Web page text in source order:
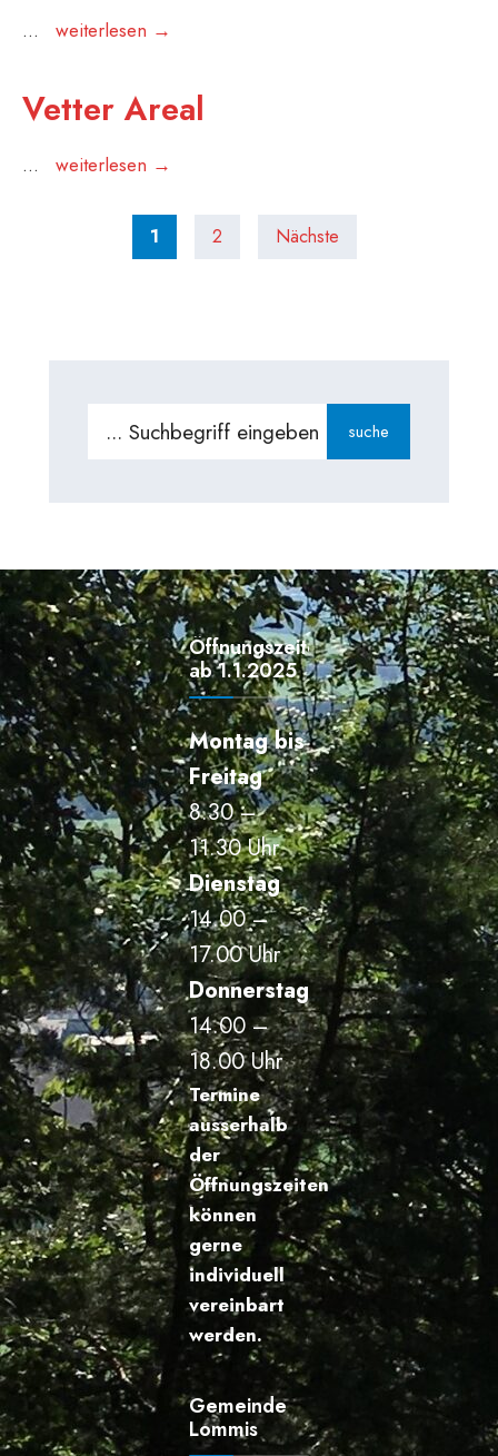
... weiterlesen →
Vetter Areal
... weiterlesen →
pagination
1 2 Nächste
Search
suche
Öffnungszeiten
ab 1.1.2025
Montag bis
Freitag
8.30 –
11.30 Uhr
Dienstag
14.00 –
17.00 Uhr
Donnerstag
14.00 –
18.00 Uhr
Termine
ausserhalb
der
Öffnungszeiten
können
gerne
individuell
vereinbart
werden.
Gemeinde
Lommis